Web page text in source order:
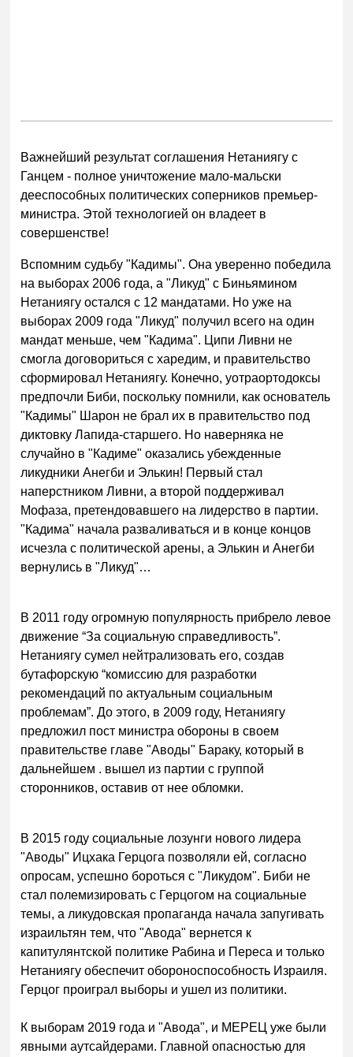
Важнейший результат соглашения Нетаниягу с
Ганцем - полное уничтожение мало-мальски
дееспособных политических соперников премьер-
министра. Этой технологией он владеет в
совершенстве!
Вспомним судьбу "Кадимы". Она уверенно победила
на выборах 2006 года, а "Ликуд" с Биньямином
Нетаниягу остался с 12 мандатами. Но уже на
выборах 2009 года "Ликуд" получил всего на один
мандат меньше, чем "Кадима". Ципи Ливни не
смогла договориться с харедим, и правительство
сформировал Нетаниягу. Конечно, уотраортодоксы
предпочли Биби, поскольку помнили, как основатель
"Кадимы" Шарон не брал их в правительство под
диктовку Лапида-старшего. Но наверняка не
случайно в "Кадиме" оказались убежденные
ликудники Анегби и Элькин! Первый стал
наперстником Ливни, а второй поддерживал
Мофаза, претендовавшего на лидерство в партии.
"Кадима" начала разваливаться и в конце концов
исчезла с политической арены, а Элькин и Анегби
вернулись в "Ликуд"…
В 2011 году огромную популярность прибрело левое
движение “За социальную справедливость”.
Нетаниягу сумел нейтрализовать его, создав
бутафорскую “комиссию для разработки
рекомендаций по актуальным социальным
проблемам”. До этого, в 2009 году, Нетаниягу
предложил пост министра обороны в своем
правительстве главе "Аводы" Бараку, который в
дальнейшем . вышел из партии с группой
сторонников, оставив от нее обломки.
В 2015 году социальные лозунги нового лидера
"Аводы" Ицхака Герцога позволяли ей, согласно
опросам, успешно бороться с "Ликудом". Биби не
стал полемизировать с Герцогом на социальные
темы, а ликудовская пропаганда начала запугивать
израильтян тем, что "Авода" вернется к
капитулянтской политике Рабина и Переса и только
Нетаниягу обеспечит обороноспособность Израиля.
Герцог проиграл выборы и ушел из политики.
К выборам 2019 года и "Авода", и МЕРЕЦ уже были
явными аутсайдерами. Главной опасностью для